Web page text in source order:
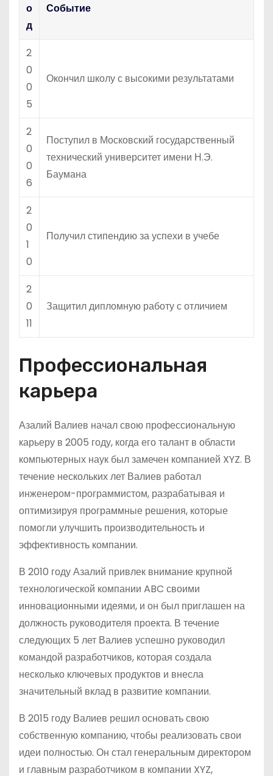
о
д
Событие
2
0
0
5
Окончил школу с высокими результатами
2
0
0
6
Поступил в Московский государственный
технический университет имени Н.Э.
Баумана
2
0
1
0
Получил стипендию за успехи в учебе
2
0
11
Защитил дипломную работу с отличием
Профессиональная
карьера
Азалий Валиев начал свою профессиональную
карьеру в 2005 году, когда его талант в области
компьютерных наук был замечен компанией XYZ. В
течение нескольких лет Валиев работал
инженером-программистом, разрабатывая и
оптимизируя программные решения, которые
помогли улучшить производительность и
эффективность компании.
В 2010 году Азалий привлек внимание крупной
технологической компании ABC своими
инновационными идеями, и он был приглашен на
должность руководителя проекта. В течение
следующих 5 лет Валиев успешно руководил
командой разработчиков, которая создала
несколько ключевых продуктов и внесла
значительный вклад в развитие компании.
В 2015 году Валиев решил основать свою
собственную компанию, чтобы реализовать свои
идеи полностью. Он стал генеральным директором
и главным разработчиком в компании XYZ,